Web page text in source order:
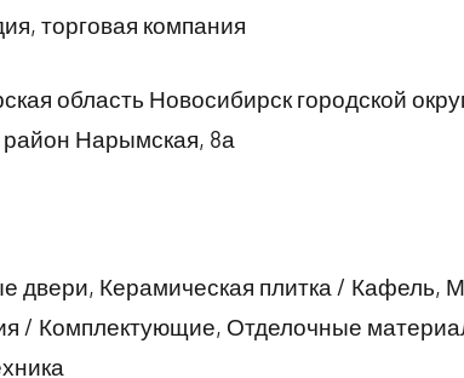
торговая компания
область Новосибирск городской
Нарымская, 8а
двери, Керамическая плитка / Кафель,
/ Комплектующие, Отделочные